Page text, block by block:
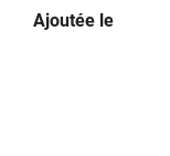
Ajoutée le